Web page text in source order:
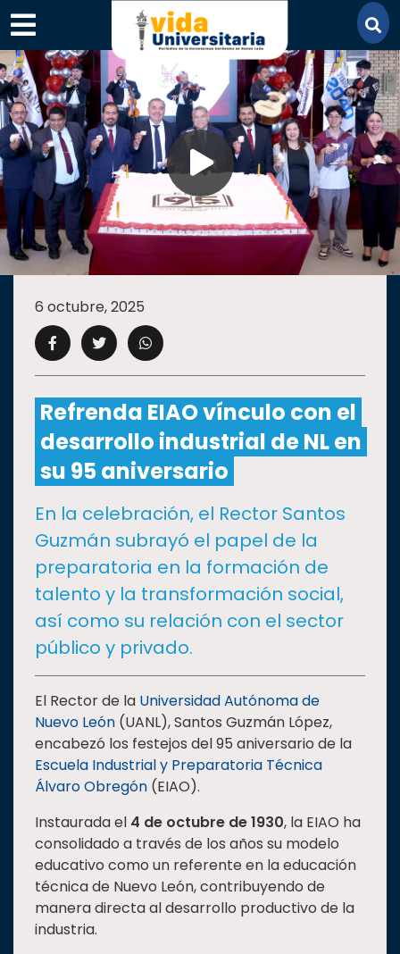
×
SECCIONES
ACADEMIA
CAMPUS UANL
CULTURA
DEPORTES
I+D+IEXPERTOS
SALUD
SUSTENTABILIDAD
TEMAS
Oferta
educativa
Estudiantes
Rectoría
Investigación
Internacionalización
6 octubre, 2025
Refrenda EIAO vínculo con el
desarrollo industrial de NL en
su 95 aniversario
En la celebración, el Rector Santos
Guzmán subrayó el papel de la
preparatoria en la formación de
talento y la transformación social,
así como su relación con el sector
público y privado.
El Rector de la Universidad Autónoma de
Nuevo León (UANL), Santos Guzmán López,
encabezó los festejos del 95 aniversario de la
Escuela Industrial y Preparatoria Técnica
Álvaro Obregón (EIAO).
Instaurada el 4 de octubre de 1930, la EIAO ha
consolidado a través de los años su modelo
educativo como un referente en la educación
técnica de Nuevo León, contribuyendo de
manera directa al desarrollo productivo de la
industria.